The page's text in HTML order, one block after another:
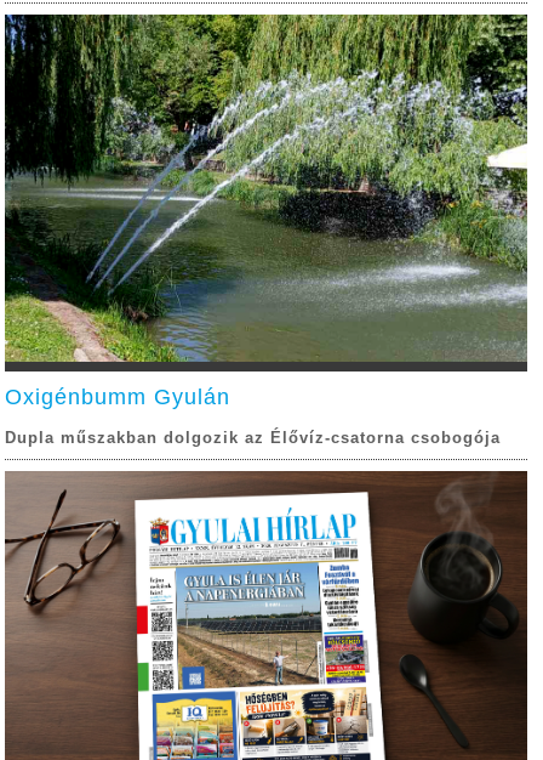
Oxigénbumm Gyulán
Dupla műszakban dolgozik az Élővíz-csatorna csobogója